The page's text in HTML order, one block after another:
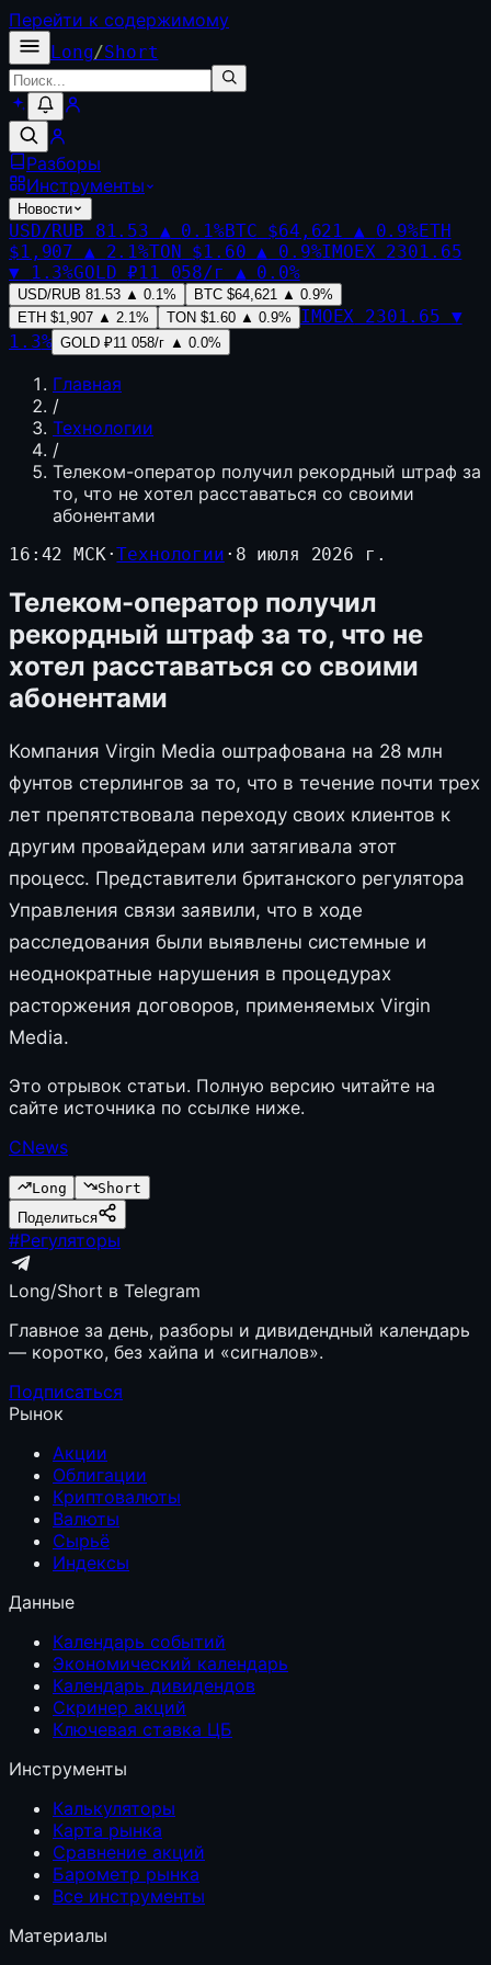
Перейти к содержимому
Long/Short
Разборы
Инструменты
Новости
USD/RUB 81.53 ▲ 0.1%BTC $64,621 ▲ 0.9%ETH
$1,907 ▲ 2.1%TON $1.60 ▲ 0.9%IMOEX 2301.65
▼
1.3%GOLD ₽11 058/г ▲ 0.0%
USD/RUB 81.53 ▲ 0.1% BTC $64,621 ▲ 0.9%
ETH $1,907 ▲ 2.1% TON $1.60 ▲ 0.9% IMOEX 2301.65 ▼
1.3% GOLD ₽11 058/г ▲ 0.0%
Главная
/
Технологии
/
Телеком-оператор получил рекордный штраф за
то, что не хотел расставаться со своими
абонентами
16:42 МСК·Технологии · 8 июля 2026 г.
Телеком-оператор получил
рекордный штраф за то, что не
хотел расставаться со своими
абонентами
Компания Virgin Media оштрафована на 28 млн
фунтов стерлингов за то, что в течение почти трех
лет препятствовала переходу своих клиентов к
другим провайдерам или затягивала этот
процесс. Представители британского регулятора
Управления связи заявили, что в ходе
расследования были выявлены системные и
неоднократные нарушения в процедурах
расторжения договоров, применяемых Virgin
Media.
Это отрывок статьи. Полную версию читайте на
сайте источника по ссылке ниже.
CNews
Long
Short
Поделиться
#Регуляторы
Long/Short в Telegram
Главное за день, разборы и дивидендный календарь
— коротко, без хайпа и «сигналов».
Подписаться
Рынок
Акции
Облигации
Криптовалюты
Валюты
Сырьё
Индексы
Данные
Календарь событий
Экономический календарь
Календарь дивидендов
Скринер акций
Ключевая ставка ЦБ
Инструменты
Калькуляторы
Карта рынка
Сравнение акций
Барометр рынка
Все инструменты
Материалы